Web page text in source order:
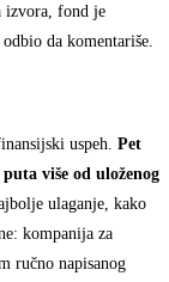
izvora, fond je
da komentariše.
uspeh. Pet
više od uloženog
ulaganje, kako
kompanija za
ručno napisanog